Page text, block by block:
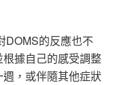
DOMS的反應也不
據自己的感受調整
，或伴隨其他症狀